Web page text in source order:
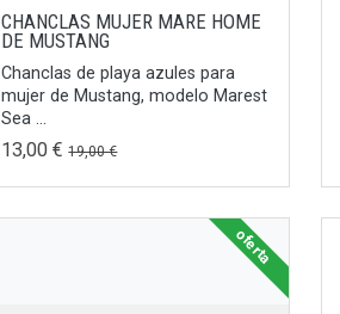
CHANCLAS MUJER MARE HOME
DE MUSTANG
Chanclas de playa azules para
mujer de Mustang, modelo Marest
Sea ...
13,00 €19,00 €
oferta